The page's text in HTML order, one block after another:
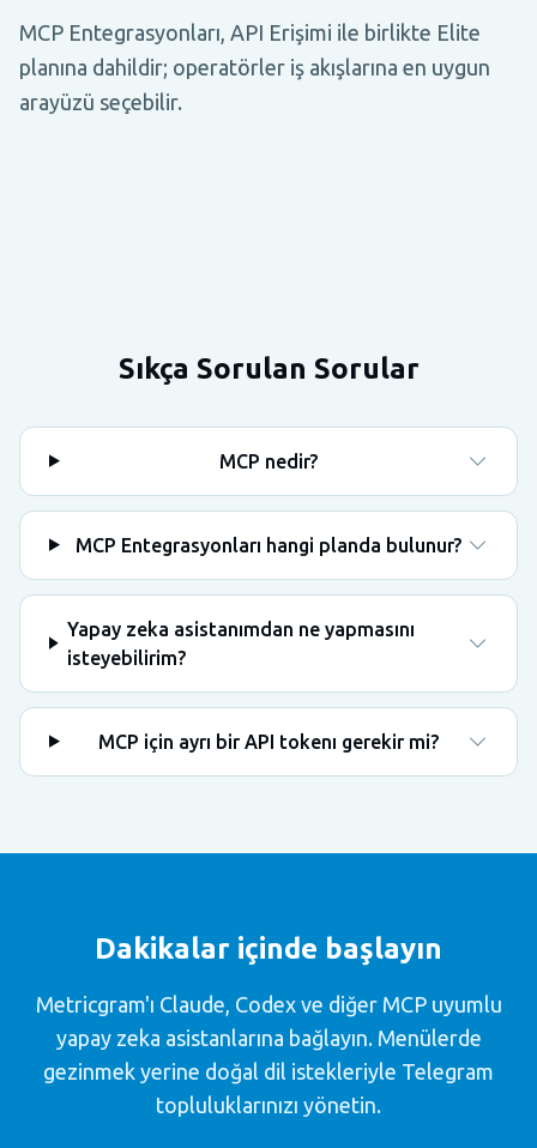
MCP Entegrasyonları, API Erişimi ile birlikte Elite
planına dahildir; operatörler iş akışlarına en uygun
arayüzü seçebilir.
Sıkça Sorulan Sorular
MCP nedir?
MCP Entegrasyonları hangi planda bulunur?
Yapay zeka asistanımdan ne yapmasını
isteyebilirim?
MCP için ayrı bir API tokenı gerekir mi?
Dakikalar içinde başlayın
Metricgram'ı Claude, Codex ve diğer MCP uyumlu
yapay zeka asistanlarına bağlayın. Menülerde
gezinmek yerine doğal dil istekleriyle Telegram
topluluklarınızı yönetin.